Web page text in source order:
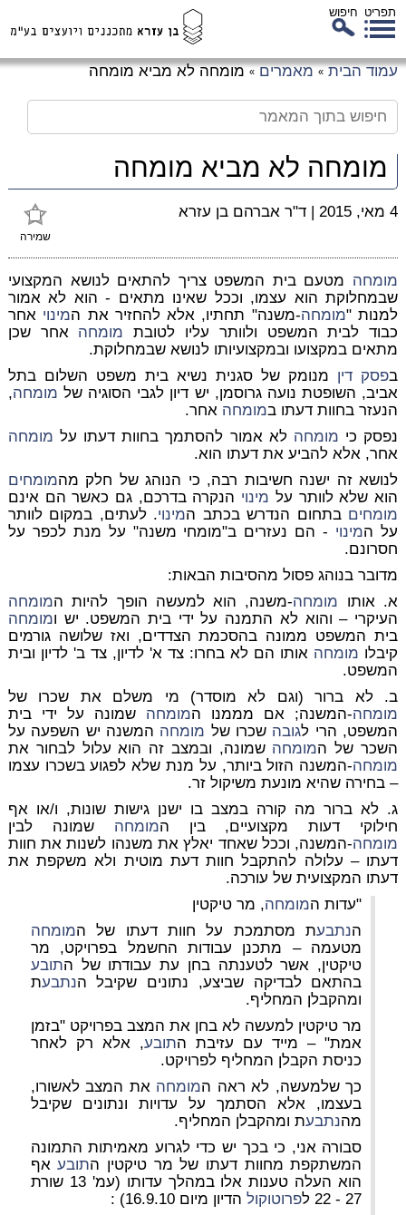
תפריט חיפוש
עמוד הבית » מאמרים » מומחה לא מביא מומחה
מומחה לא מביא מומחה
שמירה
4 מאי, 2015 | ד"ר אברהם בן עזרא
מומחה מטעם בית המשפט צריך להתאים לנושא המקצועי
שבמחלוקת הוא עצמו, וככל שאינו מתאים - הוא לא אמור
למנות "מומחה-משנה" תחתיו, אלא להחזיר את המינוי אחר
כבוד לבית המשפט ולוותר עליו לטובת מומחה אחר שכן
מתאים במקצועו ובמקצועיותו לנושא שבמחלוקת.
בפסק דין מנומק של סגנית נשיא בית משפט השלום בתל
אביב, השופטת נועה גרוסמן, יש דיון לגבי הסוגיה של מומחה,
הנעזר בחוות דעתו במומחה אחר.
נפסק כי מומחה לא אמור להסתמך בחוות דעתו על מומחה
אחר, אלא להביע את דעתו הוא.
לנושא זה ישנה חשיבות רבה, כי הנוהג של חלק מהמומחים
הוא שלא לוותר על מינוי הנקרה בדרכם, גם כאשר הם אינם
מומחים בתחום הנדרש בכתב המינוי. לעתים, במקום לוותר
על המינוי - הם נעזרים ב"מומחי משנה" על מנת לכפר על
חסרונם.
מדובר בנוהג פסול מהסיבות הבאות:
א. אותו מומחה-משנה, הוא למעשה הופך להיות המומחה
העיקרי – והוא לא התמנה על ידי בית המשפט. יש ומומחה
בית המשפט ממונה בהסכמת הצדדים, ואז שלושה גורמים
קיבלו מומחה אותו הם לא בחרו: צד א' לדיון, צד ב' לדיון ובית
המשפט.
ב. לא ברור (וגם לא מוסדר) מי משלם את שכרו של
מומחה-המשנה; אם מממנו המומחה שמונה על ידי בית
המשפט, הרי לגובה שכרו של מומחה המשנה יש השפעה על
השכר של המומחה שמונה, ובמצב זה הוא עלול לבחור את
מומחה-המשנה הזול ביותר, על מנת שלא לפגוע בשכרו עצמו
– בחירה שהיא מונעת משיקול זר.
ג. לא ברור מה קורה במצב בו ישנן גישות שונות, ו/או אף
חילוקי דעות מקצועיים, בין המומחה שמונה לבין
מומחה-המשנה, וככל שאחד יאלץ את משנהו לשנות את חוות
דעתו – עלולה להתקבל חוות דעת מוטית ולא משקפת את
דעתו המקצועית של עורכה.
"עדות המומחה, מר טיקטין
הנתבעת מסתמכת על חוות דעתו של המומחה
מטעמה – מתכנן עבודות החשמל בפרויקט, מר
טיקטין, אשר לטענתה בחן עת עבודתו של התובע
בהתאם לבדיקה שביצע, נתונים שקיבל הנתבעת
ומהקבלן המחליף.
מר טיקטין למעשה לא בחן את המצב בפרויקט "בזמן
אמת" – מייד עם עזיבת התובע, אלא רק לאחר
כניסת הקבלן המחליף לפרויקט.
כך שלמעשה, לא ראה המומחה את המצב לאשורו,
בעצמו, אלא הסתמך על עדויות ונתונים שקיבל
מהנתבעת ומהקבלן המחליף.
סבורה אני, כי בכך יש כדי לגרוע מאמיתות התמונה
המשתקפת מחוות דעתו של מר טיקטין התובעאף
הוא העלה טענות אלו במהלך עדותו (עמ' 13 שורת
27 - 22 ל
פרוטוקולהדיון מיום 16.9.10) :